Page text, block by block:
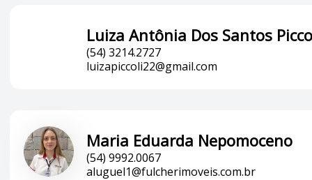
Luiza Antônia Dos Santos
(54) 3214.2727
luizapiccoli22@gmail.com
Maria Eduarda Nepomoceno
(54) 9992.0067
aluguel1@fulcherimoveis.com.br